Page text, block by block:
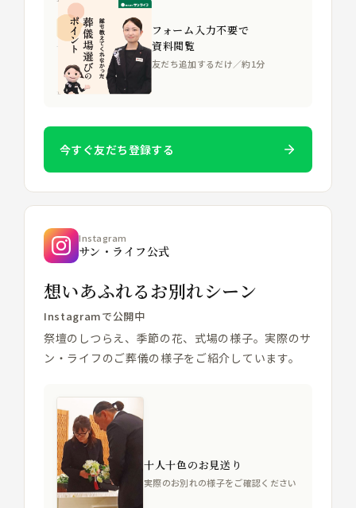
フォーム入力不要で
資料閲覧
友だち追加するだけ／約1分
今すぐ友だち登録する
Instagram
サン・ライフ公式
想いあふれるお別れシーン
Instagramで公開中
祭壇のしつらえ、季節の花、式場の様子。実際のサ
ン・ライフのご葬儀の様子をご紹介しています。
十人十色のお見送り
実際のお別れの様子をご確認ください